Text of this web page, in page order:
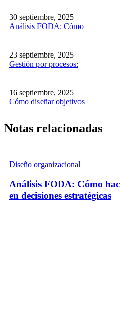
30 septiembre, 2025
Análisis FODA: Cómo
23 septiembre, 2025
Gestión por procesos:
16 septiembre, 2025
Cómo diseñar objetivos
Notas relacionadas
Diseño organizacional
Análisis FODA: Cómo
en decisiones estratégicas